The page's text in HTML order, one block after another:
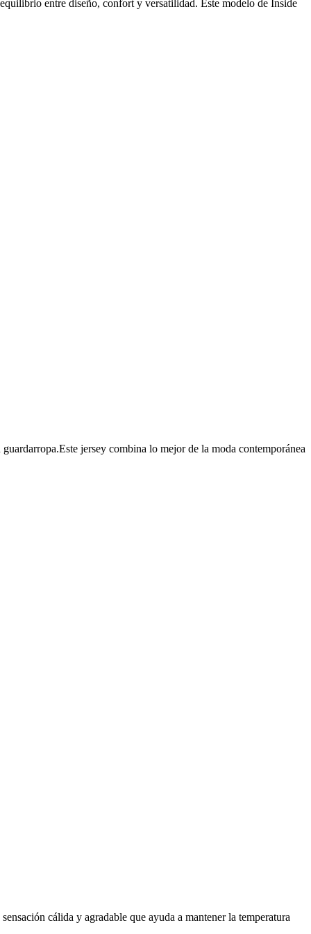
entre diseño, confort y versatilidad. Este modelo de Inside
jersey combina lo mejor de la moda contemporánea
cálida y agradable que ayuda a mantener la temperatura